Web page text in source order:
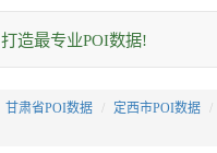
打造最专业POI数据!
甘肃省POI数据 定西市POI数据